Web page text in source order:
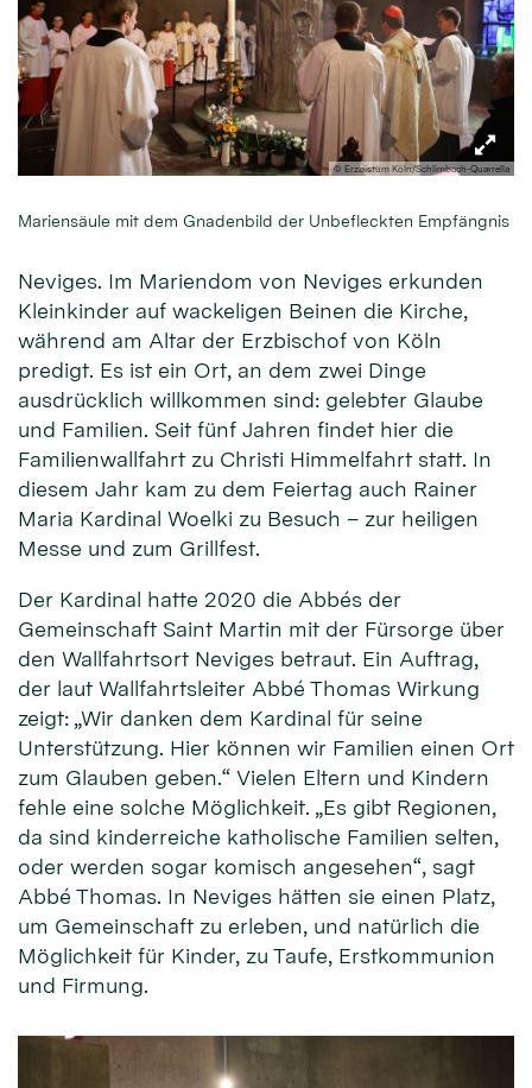
© Erzbistum Köln/Schlimbach-Quarrella
Mariensäule mit dem Gnadenbild der Unbefleckten Empfängnis
Neviges. Im Mariendom von Neviges erkunden
Kleinkinder auf wackeligen Beinen die Kirche,
während am Altar der Erzbischof von Köln
predigt. Es ist ein Ort, an dem zwei Dinge
ausdrücklich willkommen sind: gelebter Glaube
und Familien. Seit fünf Jahren findet hier die
Familienwallfahrt zu Christi Himmelfahrt statt. In
diesem Jahr kam zu dem Feiertag auch Rainer
Maria Kardinal Woelki zu Besuch – zur heiligen
Messe und zum Grillfest.
Der Kardinal hatte 2020 die Abbés der
Gemeinschaft Saint Martin mit der Fürsorge über
den Wallfahrtsort Neviges betraut. Ein Auftrag,
der laut Wallfahrtsleiter Abbé Thomas Wirkung
zeigt: „Wir danken dem Kardinal für seine
Unterstützung. Hier können wir Familien einen Ort
zum Glauben geben.“ Vielen Eltern und Kindern
fehle eine solche Möglichkeit. „Es gibt Regionen,
da sind kinderreiche katholische Familien selten,
oder werden sogar komisch angesehen“, sagt
Abbé Thomas. In Neviges hätten sie einen Platz,
um Gemeinschaft zu erleben, und natürlich die
Möglichkeit für Kinder, zu Taufe, Erstkommunion
und Firmung.